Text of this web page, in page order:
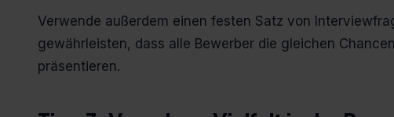
Verwende außerdem einen festen Satz von
gewährleisten, dass alle Bewerber die gleichen
präsentieren.